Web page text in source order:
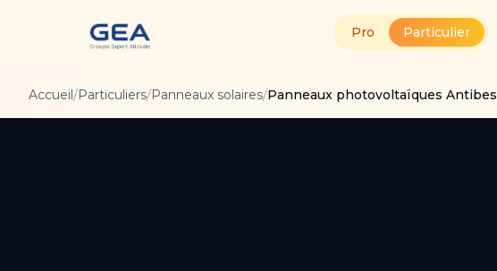
Pro Particulier
Accueil/Particuliers/Panneaux solaires/Panneaux photovoltaïques Antibes